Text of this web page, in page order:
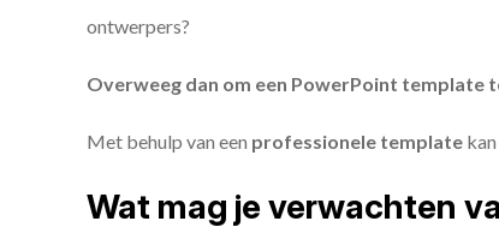
ontwerpers?
Overweeg dan om een PowerPoint template
Met behulp van een professionele template
Wat mag je verwachten